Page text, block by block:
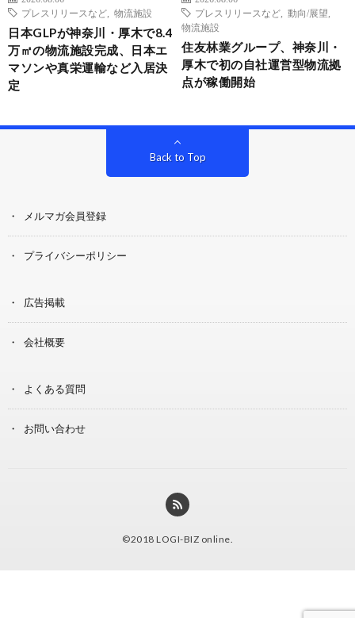
プレスリリースなど
物流施設
日本GLPが神奈川・厚木で8.4
万㎡の物流施設完成、日本エ
マソンや真栄運輸など入居決
定
プレスリリースなど
動向/展望
物流施設
住友林業グループ、神奈川・
厚木で初の自社運営型物流拠
点が稼働開始
Back to Top
メルマガ会員登録
プライバシーポリシー
広告掲載
会社概要
よくある質問
お問い合わせ
©2018 LOGI-BIZ online.